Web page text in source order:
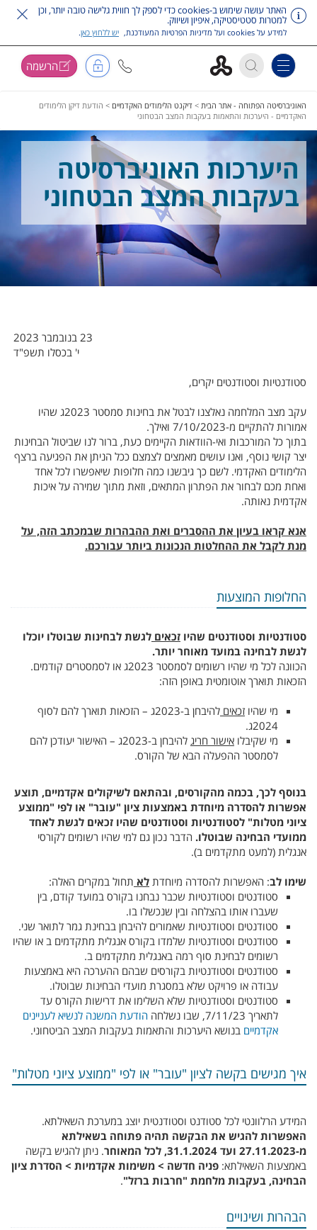
האתר עושה שימוש ב-cookies כדי לספק לך חווית גלישה טובה יותר, וכן
למטרות סטטיסטיקה, איפיון ושיווק.
למידע על cookies ועל מדיניות הפרטיות המעודכנת, יש ללחוץ כאן.
Toggle navigation הרשמה
האוניברסיטה הפתוחה - אתר הבית > דיקנט הלימודים האקדמיים > הודעת דיקן הלימודים
האקדמיים - היערכות והתאמות בעקבות המצב הבטחוני
היערכות האוניברסיטה
בעקבות המצב הבטחוני
23 בנובמבר 2023
י' בכסלו תשפ"ד
סטודנטיות וסטודנטים יקרים,
עקב מצב המלחמה נאלצנו לבטל את בחינות סמסטר 2023ג שהיו
אמורות להתקיים מ-7/10/2023 ואילך.
בתוך כל המורכבות ואי-הוודאות הקיימים כעת, ברור לנו שביטול הבחינות
יצר קושי נוסף, ואנו עושים מאמצים לצמצם ככל הניתן את הפגיעה ברצף
הלימודים האקדמי. לשם כך גיבשנו כמה חלופות שיאפשרו לכל אחד
ואחת מכם לבחור את הפתרון המתאים, וזאת מתוך שמירה על איכות
אקדמית נאותה.
אנא קראו בעיון את ההסברים ואת ההבהרות שבמכתב הזה, על
מנת לקבל את ההחלטות הנכונות ביותר עבורכם.
החלופות המוצעות
סטודנטיות וסטודנטים שהיו זכאים לגשת לבחינות שבוטלו יוכלו
לגשת לבחינה במועד מאוחר יותר.
הכוונה לכל מי שהיו רשומים לסמסטר 2023ג או לסמסטרים קודמים.
הזכאות תוארך אוטומטית באופן הזה:
מי שהיו זכאים
להיבחן ב-2023ג – הזכאות תוארך להם לסוף
2024ג.
מי שקיבלו אישור חריג
להיבחן ב-2023ג – האישור יעודכן להם
לסמסטר ההפעלה הבא של הקורס.
בנוסף לכך, בכמה מהקורסים, ובהתאם לשיקולים אקדמיים, תוצע
אפשרות להסדרה מיוחדת באמצעות ציון "עובר" או לפי "ממוצע
ציוני מטלות" לסטודנטיות וסטודנטים שהיו זכאים לגשת לאחד
ממועדי הבחינה שבוטלו. הדבר נכון גם למי שהיו רשומים לקורסי
אנגלית (למעט מתקדמים ב).
שימו לב: האפשרות להסדרה מיוחדת לא תחול במקרים האלה:
סטודנטים וסטודנטיות שכבר נבחנו בקורס במועד קודם, בין
שעברו אותו בהצלחה ובין שנכשלו בו.
סטודנטים וסטודנטיות שאמורים להיבחן בבחינת גמר לתואר שני.
סטודנטים וסטודנטיות שלמדו בקורס אנגלית מתקדמים ב או שהיו
רשומים לבחינת סוף רמה באנגלית מתקדמים ב.
סטודנטים וסטודנטיות בקורסים שבהם ההערכה היא באמצעות
עבודה או פרויקט שלא במסגרת מועדי הבחינות שבוטלו.
סטודנטים וסטודנטיות שלא השלימו את דרישות הקורס עד
לתאריך 7/11/23, שבו נשלחה
הודעת המשנה לנשיא לעניינים
אקדמיים בנושא היערכות והתאמות בעקבות המצב הביטחוני.
איך מגישים בקשה לציון "עובר" או לפי "ממוצע ציוני מטלות"
המידע הרלוונטי לכל סטודנט וסטודנטית יוצג במערכת השאילתא.
האפשרות להגיש את הבקשה תהיה פתוחה בשאילתא
מ-27.11.2023 ועד 31.1.2024, לכל המאוחר
. ניתן להגיש בקשה
באמצעות השאילתא: פניה חדשה > משימות אקדמיות > הסדרת ציון
הבחינה, בעקבות מלחמת "חרבות ברזל".
הבהרות ושינויים